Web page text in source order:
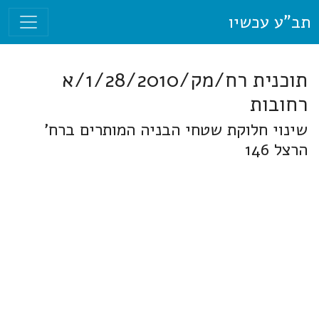
תב"ע עכשיו
תוכנית רח/מק/1/28/2010/א
רחובות
שינוי חלוקת שטחי הבניה המותרים ברח'
הרצל 146